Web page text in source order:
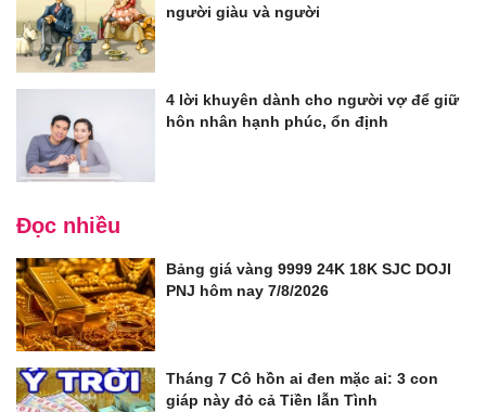
người giàu và người
4 lời khuyên dành cho người vợ để giữ
hôn nhân hạnh phúc, ổn định
Đọc nhiều
Bảng giá vàng 9999 24K 18K SJC DOJI
PNJ hôm nay 7/8/2026
Tháng 7 Cô hồn ai đen mặc ai: 3 con
giáp này đỏ cả Tiền lẫn Tình